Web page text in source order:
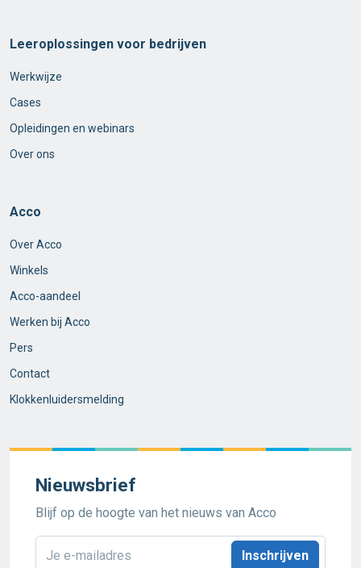
Leeroplossingen voor bedrijven
Werkwijze
Cases
Opleidingen en webinars
Over ons
Acco
Over Acco
Winkels
Acco-aandeel
Werken bij Acco
Pers
Contact
Klokkenluidersmelding
Nieuwsbrief
Blijf op de hoogte van het nieuws van Acco